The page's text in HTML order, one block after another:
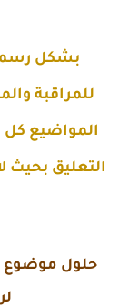
بشكل
للمراقبة
المواضيع
التعليق بحيث
حلول موضوع